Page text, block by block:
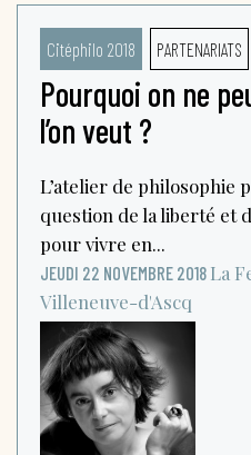
Citéphilo 2018 PARTENARIATS
Pourquoi on ne
l’on veut ?
L’atelier de philosophie
question de la liberté et
pour vivre en...
JEUDI 22 NOVEMBRE 2018 La
Villeneuve-d'Ascq